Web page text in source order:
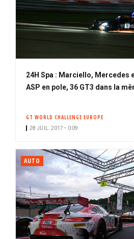
24H Spa : Marciello, Mercedes
ASP en pole, 36 GT3 dans la
GT WORLD CHALLENGE EUROPE
28 JUIL. 2017 • 0:09
AUTO